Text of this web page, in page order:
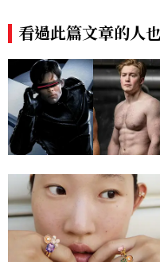
光看過此篇文章的人